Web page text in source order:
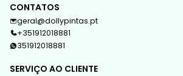
CONTATOS
geral@dollypintas.pt
+351912018881
351912018881
SERVIÇO AO CLIENTE